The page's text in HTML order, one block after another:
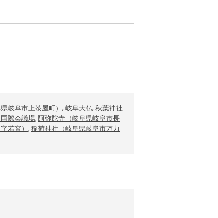
岐阜市上茶屋町） , 岐阜大仏, 秋葉神社
際会議場, 阿弥陀寺（岐阜県岐阜市長
若宮） , 稲荷神社（岐阜県岐阜市万力